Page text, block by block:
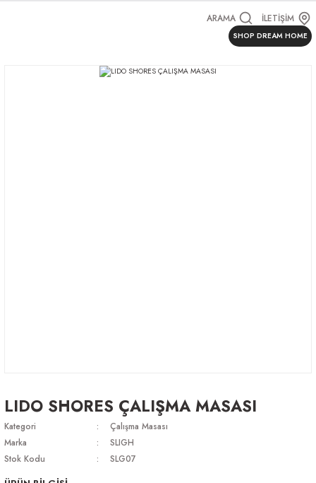
ARAMA İLETİŞİM
SHOP DREAM HOME
LIDO SHORES ÇALIŞMA MASASI
Kategori
Çalışma Masası
Marka
SLIGH
Stok Kodu
SLG07